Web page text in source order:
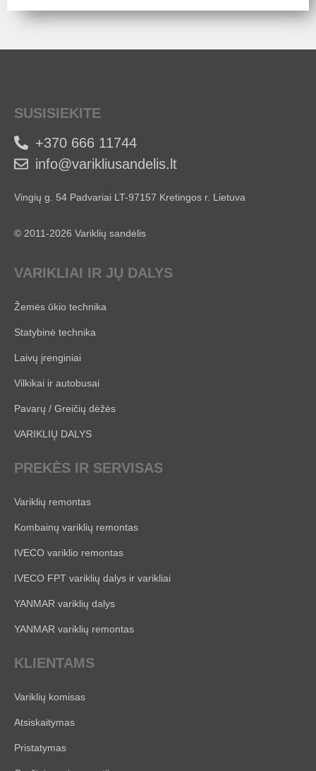
SUSISIEKITE
+370 666 11744
info@varikliusandelis.lt
Vingių g. 54 Padvariai LT-97157 Kretingos r. Lietuva
© 2011-2026 Variklių sandėlis
VARIKLIAI IR JŲ DALYS
Žemės ūkio technika
Statybinė technika
Laivų įrenginiai
Vilkikai ir autobusai
Pavarų / Greičių dėžės
VARIKLIŲ DALYS
PREKĖS IR SERVISAS
Variklių remontas
Kombainų variklių remontas
IVECO variklio remontas
IVECO FPT variklių dalys ir varikliai
YANMAR variklių dalys
YANMAR variklių remontas
KLIENTAMS
Variklių komisas
Atsiskaitymas
Pristatymas